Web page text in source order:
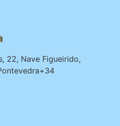
22, Nave Figueirido,